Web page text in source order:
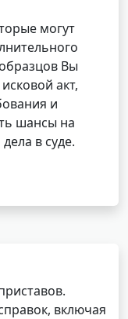
могут
Вы
акт,
и
шансы на
в суде.
включая